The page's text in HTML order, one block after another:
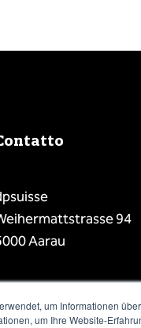
um Informationen
um Ihre Website-
94
Aarau
Mail: